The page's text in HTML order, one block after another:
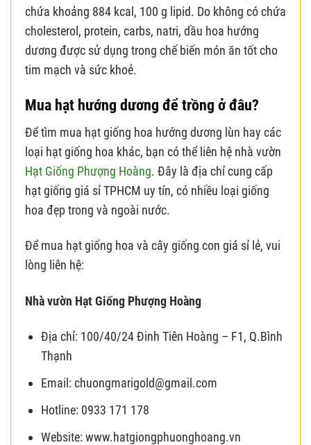
chứa khoảng 884 kcal, 100 g lipid. Do không có chứa
cholesterol, protein, carbs, natri, dầu hoa hướng
dương được sử dụng trong chế biến món ăn tốt cho
tim mạch và sức khoẻ.
Mua hạt hướng dương để trồng ở đâu?
Để tìm mua hạt giống hoa hướng dương lùn hay các
loại hạt giống hoa khác, bạn có thể liên hệ nhà vườn
Hạt Giống Phượng Hoàng. Đây là địa chỉ cung cấp
hạt giống giá sỉ TPHCM uy tín, có nhiều loại giống
hoa đẹp trong và ngoài nước.
Để mua hạt giống hoa và cây giống con giá sỉ lẻ, vui
lòng liên hệ:
Nhà vườn Hạt Giống Phượng Hoàng
Địa chỉ: 100/40/24 Đinh Tiên Hoàng – F1, Q.Bình
Thạnh
Email: chuongmarigold@gmail.com
Hotline: 0933 171 178
Website: www.hatgiongphuonghoang.vn